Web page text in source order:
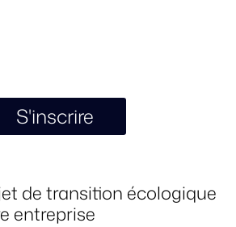
S'inscrire
de transition écologique
entreprise